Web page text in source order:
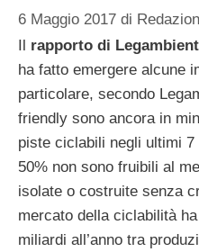
6 Maggio 2017 di
Il rapporto di
ha fatto emergere alcune
particolare, secondo
friendly sono ancora in
piste ciclabili negli ultimi
50% non sono fruibili al
isolate o costruite senza
mercato della ciclabilità
miliardi all’anno tra